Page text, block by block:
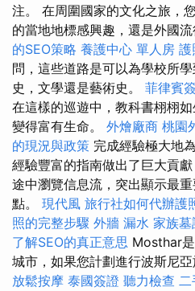
注。 在周圍國家的文化之旅，
的當地地標感興趣，還是外國
的SEO策略 養護中心 單人房 護
問，這些道路是可以為學校所
史，文學還是藝術史。 菲律賓
在這樣的巡遊中，教科書栩栩
變得富有生命。 外燴廠商 桃園
的現況與政策 完成經驗極大地
經驗豐富的指南做出了巨大貢
途中瀏覽信息流，突出顯示最
點。 現代風 旅行社如何代辦護
照的完整步驟 外牆 漏水 家族墓
了解SEO的真正意思 Mosthar
城市，如果您計劃進行波斯尼
放鬆按摩 泰國簽證 聽力檢查 二